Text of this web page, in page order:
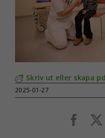
Skriv ut eller skapa
2025-01-27